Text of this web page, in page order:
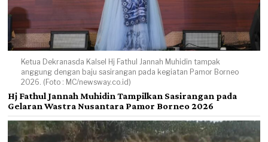
Ketua Dekranasda Kalsel Hj Fathul Jannah Muhidin tampak
anggung dengan baju sasirangan pada kegiatan Pamor Borneo
2026. (Foto : MC/newsway.co.id)
Hj Fathul Jannah Muhidin Tampilkan Sasirangan pada
Gelaran Wastra Nusantara Pamor Borneo 2026